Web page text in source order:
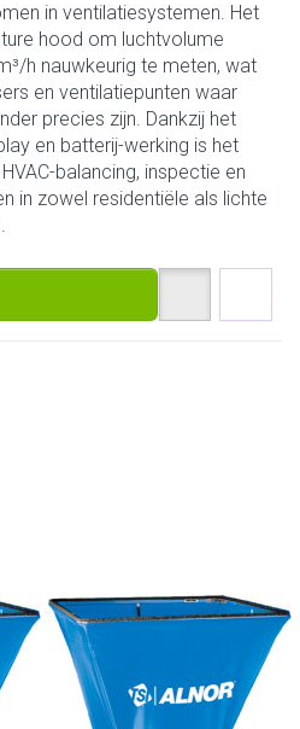
in ventilatiesystemen. Het
hood om luchtvolume
h nauwkeurig te meten, wat
en ventilatiepunten waar
precies zijn. Dankzij het
en batterij-werking is het
balancing, inspectie en
in zowel residentiële als lichte
TSI
6200E
LoFlo Balometer,
luchthoeveelheidmeter, zonder
opzetstuk